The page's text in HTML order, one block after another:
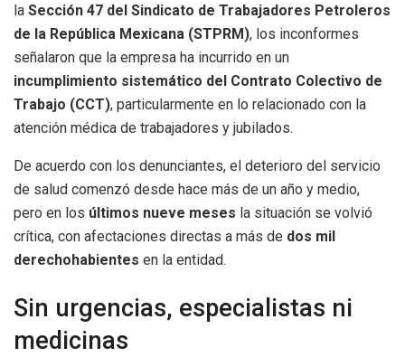
la Sección 47 del Sindicato de Trabajadores Petroleros
de la República Mexicana (STPRM), los inconformes
señalaron que la empresa ha incurrido en un
incumplimiento sistemático del Contrato Colectivo de
Trabajo (CCT), particularmente en lo relacionado con la
atención médica de trabajadores y jubilados.
De acuerdo con los denunciantes, el deterioro del servicio
de salud comenzó desde hace más de un año y medio,
pero en los últimos nueve meses la situación se volvió
crítica, con afectaciones directas a más de dos mil
derechohabientes en la entidad.
Sin urgencias, especialistas ni
medicinas